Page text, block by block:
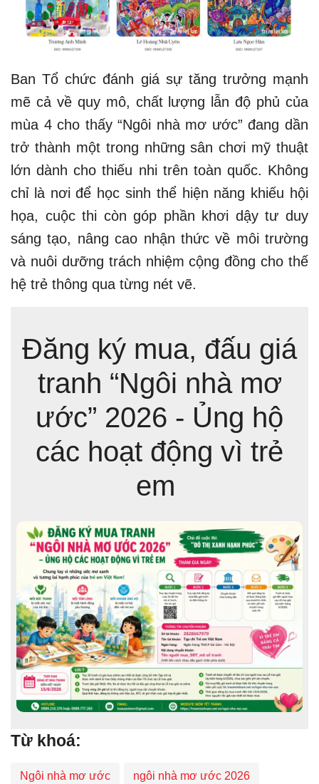
Ban Tổ chức đánh giá sự tăng trưởng mạnh
mẽ cả về quy mô, chất lượng lẫn độ phủ của
mùa 4 cho thấy “Ngôi nhà mơ ước” đang dần
trở thành một trong những sân chơi mỹ thuật
lớn dành cho thiếu nhi trên toàn quốc. Không
chỉ là nơi để học sinh thể hiện năng khiếu hội
họa, cuộc thi còn góp phần khơi dậy tư duy
sáng tạo, nâng cao nhận thức về môi trường
và nuôi dưỡng trách nhiệm cộng đồng cho thế
hệ trẻ thông qua từng nét vẽ.
Đăng ký mua, đấu giá
tranh “Ngôi nhà mơ
ước” 2026 - Ủng hộ
các hoạt động vì trẻ
em
Từ khoá:
Ngôi nhà mơ ước ngôi nhà mơ ước 2026